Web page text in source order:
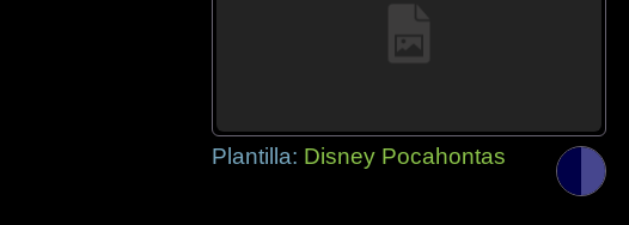
Plantilla: Disney Pocahontas